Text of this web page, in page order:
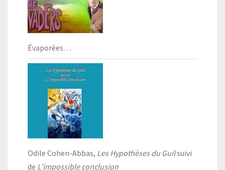
Évaporées…
Odile Cohen-Abbas, Les Hypothèses du Guilsuivi
de L’impossible conclusion